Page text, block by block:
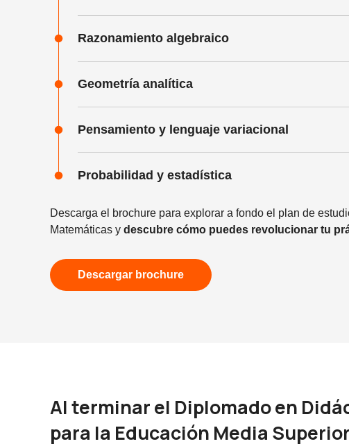
Razonamiento algebraico
Geometría analítica
Pensamiento y lenguaje variacional
Probabilidad y estadística
Descarga el brochure para explorar a fondo el plan de
Matemáticas y descubre cómo puedes revolucionar tu
Descargar brochure
Al terminar el Diplomado en
para la Educación Media